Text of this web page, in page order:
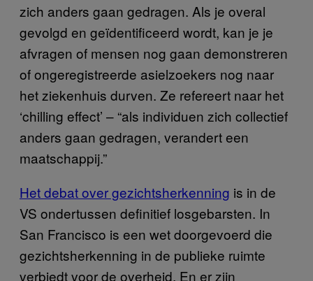
zich anders gaan gedragen. Als je overal
gevolgd en geïdentificeerd wordt, kan je je
afvragen of mensen nog gaan demonstreren
of ongeregistreerde asielzoekers nog naar
het ziekenhuis durven. Ze refereert naar het
‘chilling effect’ – “als individuen zich collectief
anders gaan gedragen, verandert een
maatschappij.”
Het debat over gezichtsherkenning is in de
VS ondertussen definitief losgebarsten. In
San Francisco is een wet doorgevoerd die
gezichtsherkenning in de publieke ruimte
verbiedt voor de overheid. En er zijn